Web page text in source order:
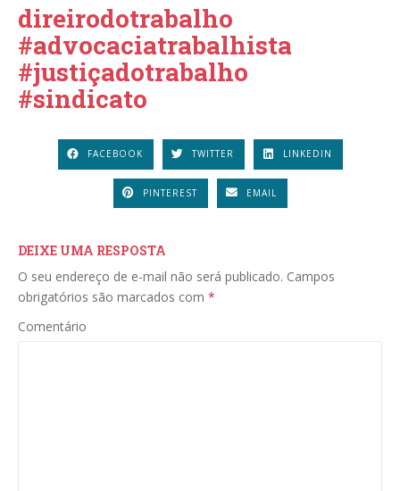
direirodotrabalho
#advocaciatrabalhista
#justiçadotrabalho
#sindicato
FACEBOOK TWITTER LINKEDIN
PINTEREST EMAIL
DEIXE UMA RESPOSTA
O seu endereço de e-mail não será publicado. Campos
obrigatórios são marcados com *
Comentário